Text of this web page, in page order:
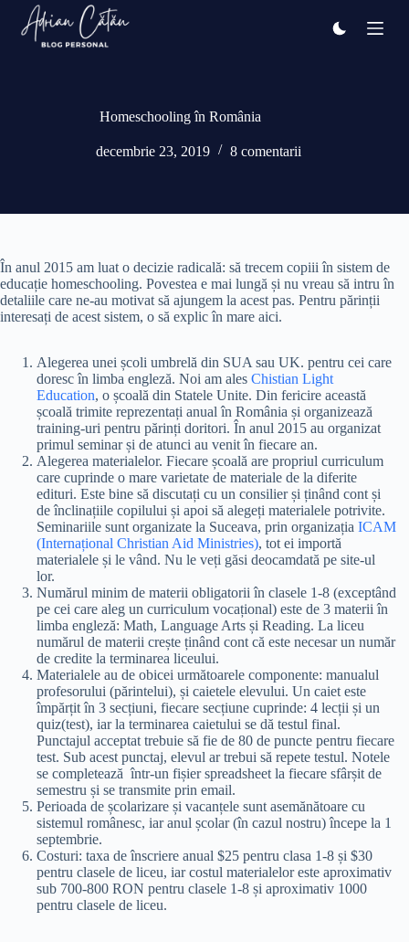
conținut
Homeschooling în România
decembrie 23, 2019 8 comentarii
În anul 2015 am luat o decizie radicală: să trecem copiii în sistem de
educație homeschooling. Povestea e mai lungă și nu vreau să intru în
detaliile care ne-au motivat să ajungem la acest pas. Pentru părinții
interesați de acest sistem, o să explic în mare aici.
Alegerea unei școli umbrelă din SUA sau UK. pentru cei care
doresc în limba engleză. Noi am ales Chistian Light
Education, o școală din Statele Unite. Din fericire această
școală trimite reprezentați anual în România și organizează
training-uri pentru părinți doritori. În anul 2015 au organizat
primul seminar și de atunci au venit în fiecare an.
Alegerea materialelor. Fiecare școală are propriul curriculum
care cuprinde o mare varietate de materiale de la diferite
edituri. Este bine să discutați cu un consilier și ținând cont și
de înclinațiile copilului și apoi să alegeți materialele potrivite.
Seminariile sunt organizate la Suceava, prin organizația ICAM
(Internațional Christian Aid Ministries), tot ei importă
materialele și le vând. Nu le veți găsi deocamdată pe site-ul
lor.
Numărul minim de materii obligatorii în clasele 1-8 (exceptând
pe cei care aleg un curriculum vocațional) este de 3 materii în
limba engleză: Math, Language Arts și Reading. La liceu
numărul de materii crește ținând cont că este necesar un număr
de credite la terminarea liceului.
Materialele au de obicei următoarele componente: manualul
profesorului (părintelui), și caietele elevului. Un caiet este
împărțit în 3 secțiuni, fiecare secțiune cuprinde: 4 lecții și un
quiz(test), iar la terminarea caietului se dă testul final.
Punctajul acceptat trebuie să fie de 80 de puncte pentru fiecare
test. Sub acest punctaj, elevul ar trebui să repete testul. Notele
se completează într-un fișier spreadsheet la fiecare sfârșit de
semestru și se transmite prin email.
Perioada de școlarizare și vacanțele sunt asemănătoare cu
sistemul românesc, iar anul școlar (în cazul nostru) începe la 1
septembrie.
Costuri: taxa de înscriere anual $25 pentru clasa 1-8 și $30
pentru clasele de liceu, iar costul materialelor este aproximativ
sub 700-800 RON pentru clasele 1-8 și aproximativ 1000
pentru clasele de liceu.